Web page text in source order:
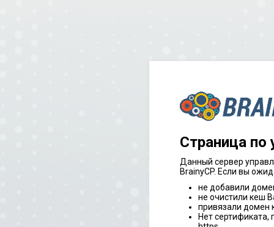
Страница
Данный сервер
BrainyCP. Если вы
не добавили
не очистили кеш
привязали домен
Нет сертификата,